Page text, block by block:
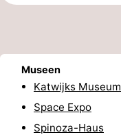
Kennermerland
Haarlem
-
Leiden
Bollenstreek
Museen
Katwijks Museum
Space Expo
Spinoza-Haus